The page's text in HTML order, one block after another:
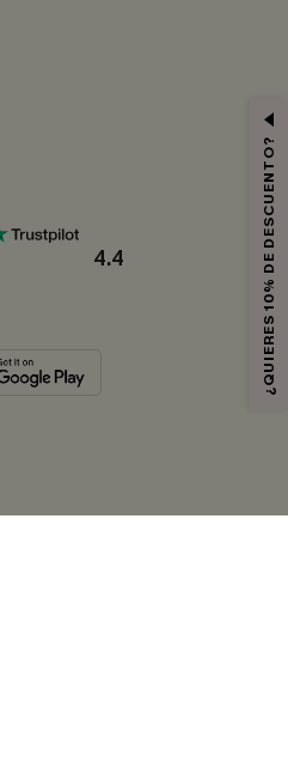
4.4 ¿QUIERES 10% DE DESCUENTO?